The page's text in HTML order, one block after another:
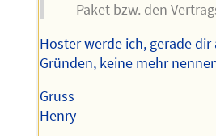
Paket bzw. den
Hoster werde ich, gerade
Gründen, keine mehr
Gruss
Henry